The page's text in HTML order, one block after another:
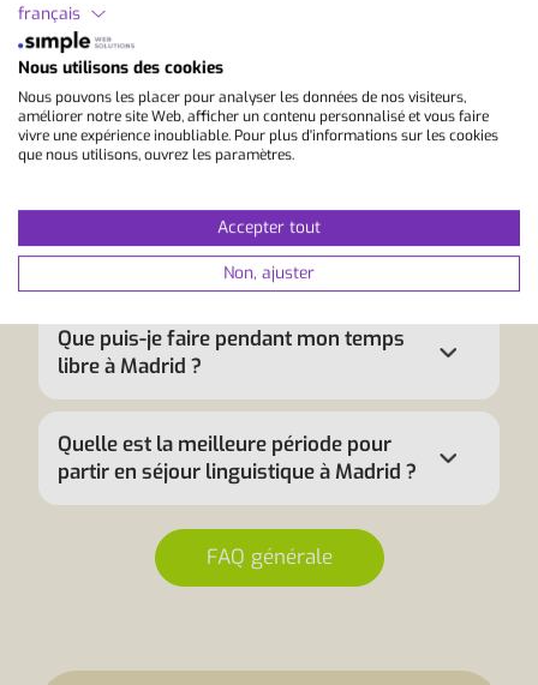
Apprendre l'espagnol à Madrid
Combien coûte un séjour linguistique à
Madrid ?
Quels sont les avantages d'un séjour
linguistique à Madrid ?
Que puis-je faire pendant mon temps
libre à Madrid ?
Quelle est la meilleure période pour
partir en séjour linguistique à Madrid ?
FAQ générale
français
Nous utilisons des cookies
Nous pouvons les placer pour analyser les données de nos visiteurs,
améliorer notre site Web, afficher un contenu personnalisé et vous faire
vivre une expérience inoubliable. Pour plus d'informations sur les cookies
que nous utilisons, ouvrez les paramètres.
Accepter tout
Non, ajuster